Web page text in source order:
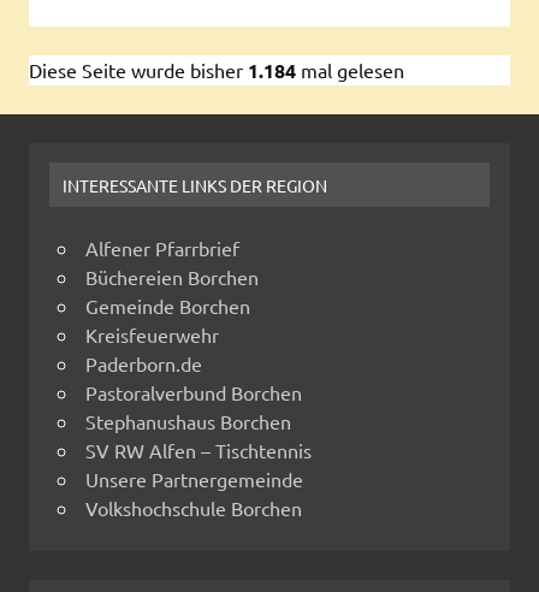
Diese Seite wurde bisher 1.184 mal gelesen
INTERESSANTE LINKS DER REGION
Alfener Pfarrbrief
Büchereien Borchen
Gemeinde Borchen
Kreisfeuerwehr
Paderborn.de
Pastoralverbund Borchen
Stephanushaus Borchen
SV RW Alfen – Tischtennis
Unsere Partnergemeinde
Volkshochschule Borchen